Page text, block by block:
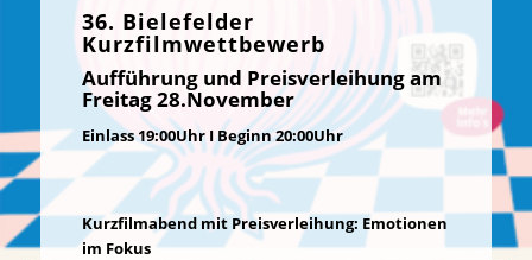
36. Bielefelder
Kurzfilmwettbewerb
Aufführung und Preisverleihung am
Freitag 28.November
Einlass 19:00Uhr I Beginn 20:00Uhr
Kurzfilmabend mit Preisverleihung: Emotionen
im Fokus